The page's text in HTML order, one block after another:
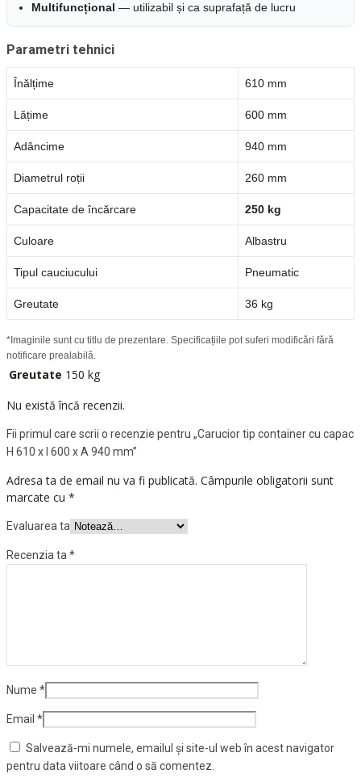
Multifuncțional — utilizabil și ca suprafață de lucru
Parametri tehnici
Înălțime 610 mm
Lățime 600 mm
Adâncime 940 mm
Diametrul roții 260 mm
Capacitate de încărcare 250 kg
Culoare Albastru
Tipul cauciucului Pneumatic
Greutate 36 kg
*Imaginile sunt cu titlu de prezentare. Specificațiile pot suferi modificări fără
notificare prealabilă.
Greutate 150 kg
Nu există încă recenzii.
Fii primul care scrii o recenzie pentru „Carucior tip container cu capac
H 610 x l 600 x A 940 mm”
Adresa ta de email nu va fi publicată. Câmpurile obligatorii sunt
marcate cu *
Evaluarea ta
Recenzia ta*
Nume *
Email *
Salvează-mi numele, emailul și site-ul web în acest navigator
pentru data viitoare când o să comentez.